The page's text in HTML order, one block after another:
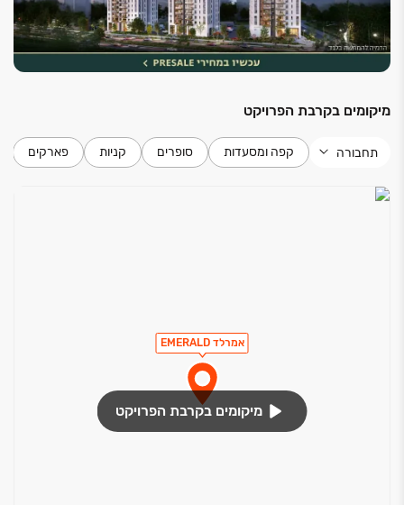
מיקומים בקרבת הפרויקט
תחבורה קפה ומסעדות סופרים קניות פארקים
אמרלד EMERALD
מיקומים בקרבת הפרויקט